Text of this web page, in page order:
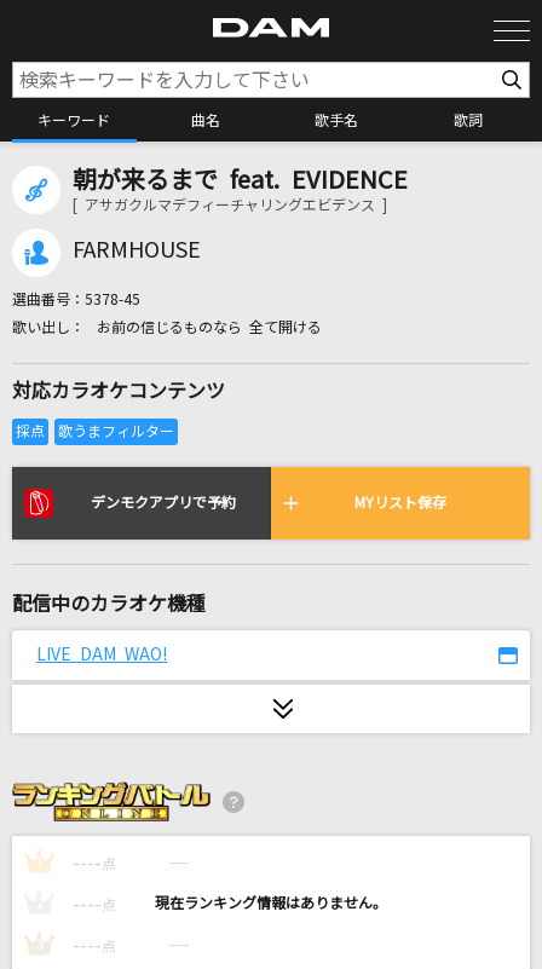
キーワード 曲名 歌手名 歌詞
カラオケ検索
リアルタイムで歌われている曲の一覧
サイレンビート
[生音]水平線
Habit
SEKAI NO OWARI(世界の終わり)
Mr.Children
朝が来るまで feat. EVIDENCE
[ アサガクルマデフィーチャリングエビデンス ]
FARMHOUSE
選曲番号： 5378-45
お前の信じるものなら 全て開ける
対応カラオケコンテンツ
デンモクアプリで予約 MYリスト保存
配信中のカラオケ機種
LIVE DAM WAO!
1 ---- 点 ----
---- 点 ----
3 ---- 点 ----